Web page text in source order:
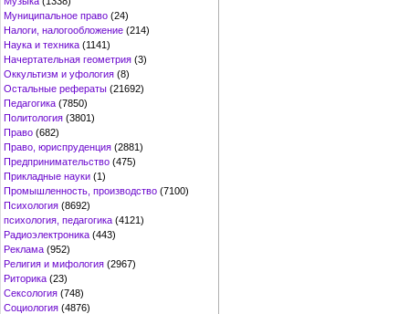
Муниципальное право (24)
Налоги, налогообложение (214)
Наука и техника (1141)
Начертательная геометрия (3)
Оккультизм и уфология (8)
Остальные рефераты (21692)
Педагогика (7850)
Политология (3801)
Право (682)
Право, юриспруденция (2881)
Предпринимательство (475)
Прикладные науки (1)
Промышленность, производство (7100)
Психология (8692)
психология, педагогика (4121)
Радиоэлектроника (443)
Реклама (952)
Религия и мифология (2967)
Риторика (23)
Сексология (748)
Социология (4876)